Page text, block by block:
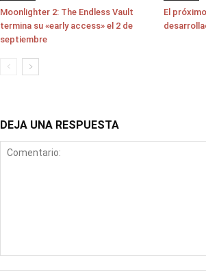
Moonlighter 2: The Endless Vault
termina su «early access» el 2 de
septiembre
El
DEJA UNA RESPUESTA